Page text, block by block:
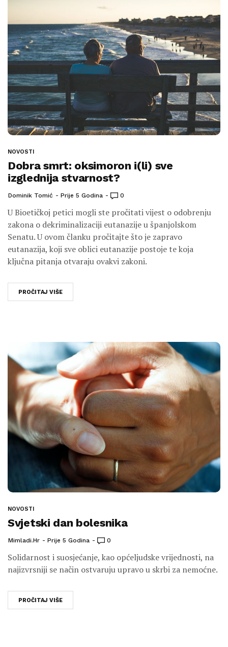
NOVOSTI
Dobra smrt: oksimoron i(li) sve
izglednija stvarnost?
Dominik Tomić Prije 5 Godina 0
U Bioetičkoj petici mogli ste pročitati vijest o odobrenju
zakona o dekriminalizaciji eutanazije u španjolskom
Senatu. U ovom članku pročitajte što je zapravo
eutanazija, koji sve oblici eutanazije postoje te koja
ključna pitanja otvaraju ovakvi zakoni.
PROČITAJ VIŠE
NOVOSTI
Svjetski dan bolesnika
Mimladi.hr Prije 5 Godina 0
Solidarnost i suosjećanje, kao općeljudske vrijednosti, na
najizvrsniji se način ostvaruju upravo u skrbi za nemoćne.
PROČITAJ VIŠE